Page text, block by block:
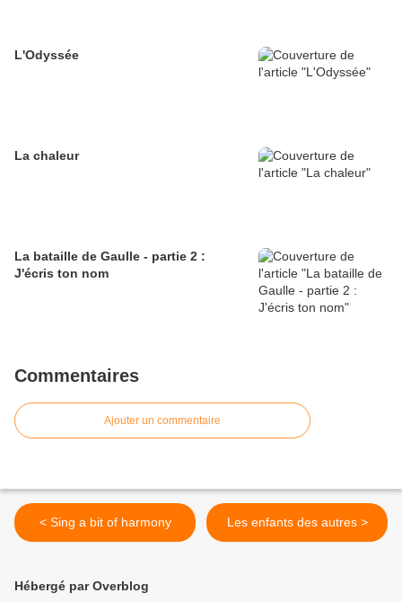
L'Odyssée
La chaleur
La bataille de Gaulle - partie 2 :
J'écris ton nom
Commentaires
Ajouter un commentaire
< Sing a bit of harmony Les enfants des autres >
Hébergé par Overblog